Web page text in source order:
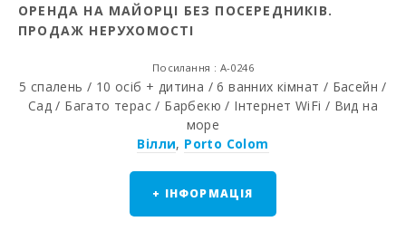
ОРЕНДА НА МАЙОРЦІ БЕЗ ПОСЕРЕДНИКІВ.
ПРОДАЖ НЕРУХОМОСТІ
Посилання : A-0246
5 спалень / 10 осіб + дитина / 6 ванних кімнат / Басейн /
Сад / Багато терас / Барбекю / Інтернет WiFi / Вид на
море
Вілли, Porto Colom
+ ІНФОРМАЦІЯ